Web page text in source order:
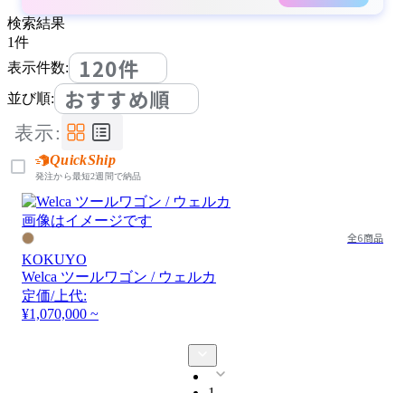
検索結果
1件
表示件数:
120件
並び順: おすすめ順
表示:
QuickShip
発注から最短2週間で納品
画像はイメージです
全6商品
KOKUYO
Welca ツールワゴン / ウェルカ
定価/上代:
¥1,070,000 ~